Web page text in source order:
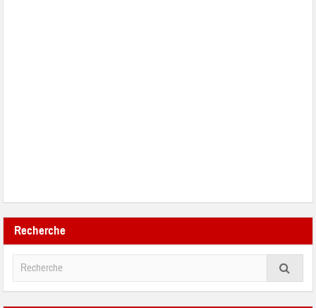
Recherche